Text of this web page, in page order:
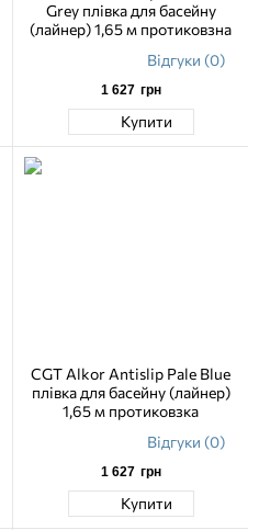
Grey плівка для басейну
(лайнер) 1,65 м протиковзна
Відгуки (0)
1 627 грн
Купити
CGT Alkor Antislip Pale Blue
плівка для басейну (лайнер)
1,65 м протиковзка
Відгуки (0)
1 627 грн
Купити